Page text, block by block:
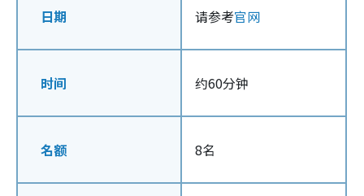
日期 请参考官网
时间 约60分钟
名额 8名